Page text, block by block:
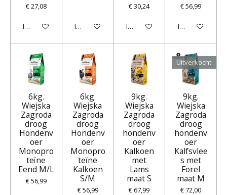
€ 27,08
In winkelwagen In winkelwagen
€ 30,24
In winkelwagen
€ 56,99
In winkelwagen
6kg.
Wiejska
Zagroda
droog
Hondenv
oer
Monopro
teïne
Eend M/L
€ 56,99
6kg.
Wiejska
Zagroda
droog
Hondenv
oer
Monopro
teïne
Kalkoen
S/M
€ 56,99
9kg.
Wiejska
Zagroda
droog
hondenv
oer
Kalkoen
met
Lams
maat S
€ 67,99
Uitverkocht
9kg.
Wiejska
Zagroda
droog
hondenv
oer
Kalfsvlee
s met
Forel
maat M
€ 72,00